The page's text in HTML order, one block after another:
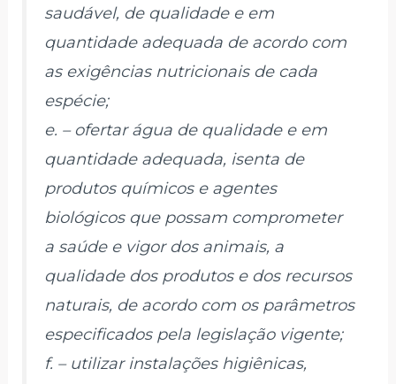
saudável, de qualidade e em
quantidade adequada de acordo com
as exigências nutricionais de cada
espécie;
e. – ofertar água de qualidade e em
quantidade adequada, isenta de
produtos químicos e agentes
biológicos que possam comprometer
a saúde e vigor dos animais, a
qualidade dos produtos e dos recursos
naturais, de acordo com os parâmetros
especificados pela legislação vigente;
f. – utilizar instalações higiênicas,